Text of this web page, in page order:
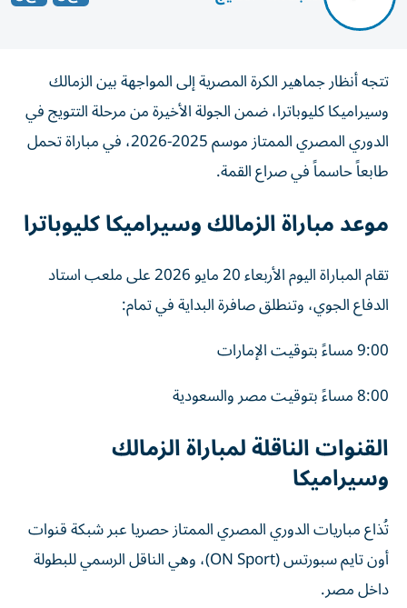
تتجه أنظار جماهير الكرة المصرية إلى المواجهة بين الزمالك
وسيراميكا كليوباترا، ضمن الجولة الأخيرة من مرحلة التتويج في
الدوري المصري الممتاز موسم 2025-2026، في مباراة تحمل
طابعاً حاسماً في صراع القمة.
موعد مباراة الزمالك وسيراميكا كليوباترا
تقام المباراة اليوم الأربعاء 20 مايو 2026 على ملعب استاد
الدفاع الجوي، وتنطلق صافرة البداية في تمام:
9:00 مساءً بتوقيت الإمارات
8:00 مساءً بتوقيت مصر والسعودية
القنوات الناقلة لمباراة الزمالك
وسيراميكا
تُذاع مباريات الدوري المصري الممتاز حصريا عبر شبكة قنوات
أون تايم سبورتس (ON Sport)، وهي الناقل الرسمي للبطولة
داخل مصر.